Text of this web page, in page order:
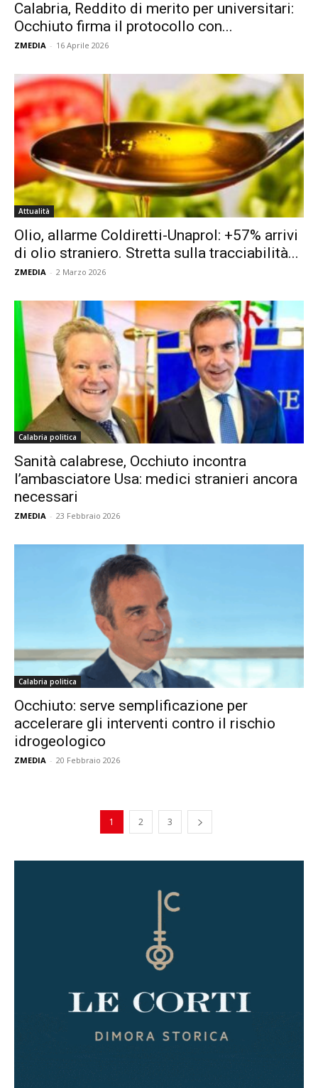
Calabria, Reddito di merito per universitari:
Occhiuto firma il protocollo con...
ZMEDIA - 16 Aprile 2026
Attualità
Olio, allarme Coldiretti-Unaprol: +57% arrivi
di olio straniero. Stretta sulla tracciabilità...
ZMEDIA - 2 Marzo 2026
Calabria politica
Sanità calabrese, Occhiuto incontra
l’ambasciatore Usa: medici stranieri ancora
necessari
ZMEDIA - 23 Febbraio 2026
Calabria politica
Occhiuto: serve semplificazione per
accelerare gli interventi contro il rischio
idrogeologico
ZMEDIA - 20 Febbraio 2026
1 2 3